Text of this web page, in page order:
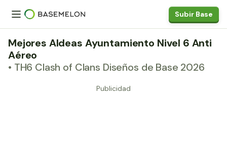
Subir Base
Mejores Aldeas Ayuntamiento Nivel 6 Anti
Aéreo
• TH6 Clash of Clans Diseños de Base 2026
Publicidad